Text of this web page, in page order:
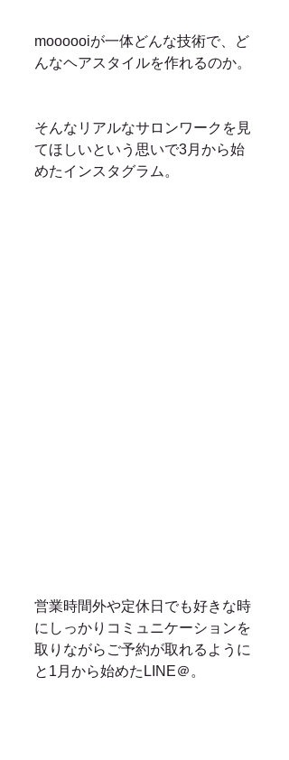
moooooiが一体どんな技術で、ど
んなヘアスタイルを作れるのか。
そんなリアルなサロンワークを見
てほしいという思いで3月から始
めたインスタグラム。
営業時間外や定休日でも好きな時
にしっかりコミュニケーションを
取りながらご予約が取れるように
と1月から始めたLINE＠。